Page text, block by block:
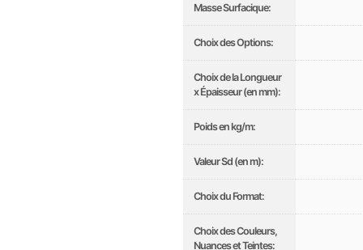
Masse Surfacique:
Choix des Options:
Choix de la Longueur
x Épaisseur (en mm):
Poids en kg/m:
Valeur Sd (en m):
Choix du Format:
Choix des Couleurs,
Nuances et Teintes: